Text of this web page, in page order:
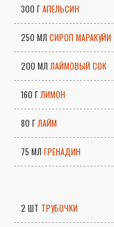
300 ГАПЕЛЬСИН
250 МЛ СИРОП МАРАКУЙИ
200 МЛ ЛАЙМОВЫЙ СОК
160 ГЛИМОН
80 ГЛАЙМ
75 МЛ ГРЕНАДИН
2 ШТ ТРУБОЧКИ